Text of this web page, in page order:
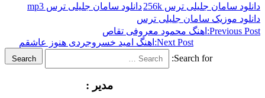
دانلود سامان جلیلی ترس 256k
دانلود سامان جلیلی ترس mp3
دانلود موزیک سامان جلیلی ترس
Previous Post: اهنگ محمود معروفی تقاص
Next Post: اهنگ امید خسروجردی هنوز عاشقم
Search for:
Search
مدیر :